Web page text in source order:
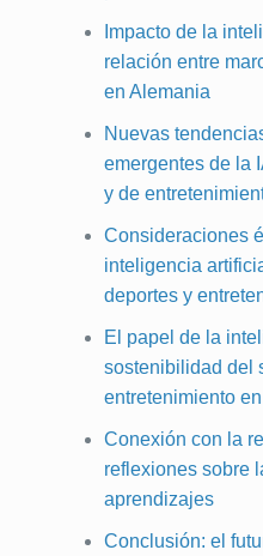
Impacto de la
relación entre
en Alemania
Nuevas
emergentes de la
y de
Consideraciones
inteligencia
deportes y
El papel de la
sostenibilidad del
entretenimiento
Conexión con la
reflexiones sobre
aprendizajes
Conclusión: el